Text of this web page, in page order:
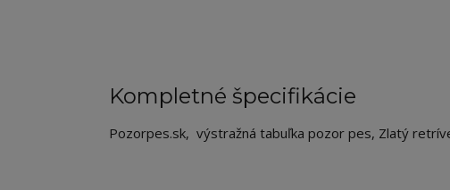
Kompletné špecifikácie
Pozorpes.sk, výstražná tabuľka pozor pes, Zlatý